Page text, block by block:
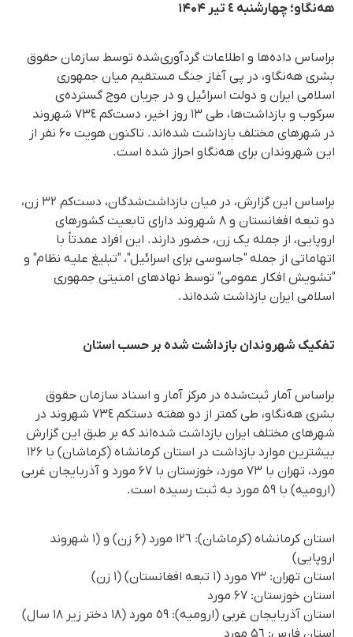
هه‌نگاو؛ چهارشنبە ٤ تیر ۱۴۰۴
براساس داده‌ها و اطلاعات گردآوری‌شده توسط سازمان حقوق
بشری هه‌نگاو، در پی آغاز جنگ مستقیم میان جمهوری
اسلامی ایران و دولت اسرائیل و در جریان موج گسترده‌ی
سرکوب و بازداشت‌ها، طی ١۳ روز اخیر، دست‌کم ٧٣٤ شهروند
در شهرهای مختلف بازداشت شده‌اند. تاکنون هویت ۶۰ نفر از
این شهروندان برای هه‌نگاو احراز شده است.
براساس این گزارش، در میان بازداشت‌شدگان، دست‌کم ۳۲ زن،
دو تبعه افغانستان و ٨ شهروند دارای تابعیت کشورهای
اروپایی، از جمله یک زن، حضور دارند. این افراد عمدتاً با
اتهاماتی از جمله "جاسوسی برای اسرائیل"، "تبلیغ علیه نظام" و
"تشویش افکار عمومی" توسط نهادهای امنیتی جمهوری
اسلامی ایران بازداشت شده‌اند.
تفکیک شهروندان بازداشت شده بر حسب استان
براساس آمار ثبت‌شده در مرکز آمار و اسناد سازمان حقوق
بشری هه‌نگاو، طی کمتر از دو هفتە دستکم ٧٣٤ شهروند در
شهرهای مختلف ایران بازداشت شدەاند کە بر طبق این گزارش
بیشترین موارد بازداشت در استان کرمانشاه (کرماشان) با ۱۲۶
مورد، تهران با ۷۳ مورد، خوزستان با ۶۷ مورد و آذربایجان غربی
(ارومیه) با ۵۹ مورد به ثبت رسیده است.
استان کرمانشاه (کرماشان): ١٢٦ مورد (۶ زن) و (۱ شهروند
اروپایی)
استان تهران: ٧٣ مورد (۱ تبعه افغانستان) (۱ زن)
استان خوزستان: ۶۷ مورد
استان آذربایجان غربی (ارومیه): ٥٩ مورد (۱۸ دختر زیر ۱۸ سال)
استان فارس: ۵٦ مورد